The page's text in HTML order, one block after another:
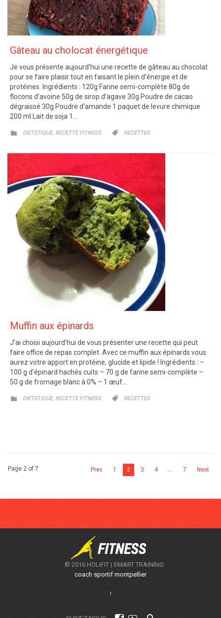
Gâteau au cholocat énergétique
Je vous présente aujourd’hui une recette de gâteau au chocolat
pour se faire plaisir tout en faisant le plein d’énergie et de
protéines. Ingrédients : 120g Farine semi-complète 80g de
flocons d’avoine 50g de sirop d’agave 30g Poudre de cacao
dégraissé 30g Poudre d’amande 1 paquet de levure chimique
200 ml Lait de soja 1…
 CATEGORY
DIETETIQUE, RECETTE FITNESS  CATEGORY
RECETTES
Muffin aux épinards
J’ai choisi aujourd’hui de vous présenter une recette qui peut
faire office de repas complet. Avec ce muffin aux épinards vous
aurez votre apport en protéine, glucide et lipide ! Ingrédients : –
100 g d’épinard hachés cuits – 70 g de farine semi-complète –
50 g de fromage blanc à 0% – 1 œuf…
 CATEGORY
DIETETIQUE, RECETTE FITNESS  CATEGORY
RECETTES
Page 2 of 7 Prev 1 2 3 4 … 7 Next
© 2016 HOLIFIT | SMART TRAINING
coach sportif montpellier
↑